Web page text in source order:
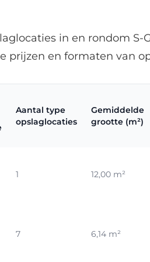
in en rondom S-
prijzen en formaten van
Aantal type
opslaglocaties
Gemiddelde
grootte (m²)
1 12,00 m²
7 6,14 m²